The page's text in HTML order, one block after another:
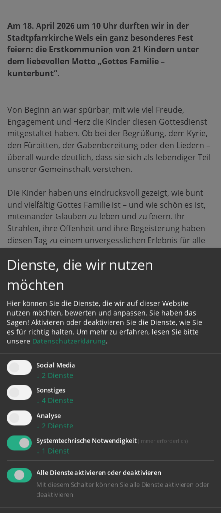
Am 18. April 2026 um 10 Uhr durften wir in der
Stadtpfarrkirche Wels ein ganz besonderes Fest
feiern: die Erstkommunion von 21 Kindern unter
dem liebevollen Motto „Gottes Familie –
kunterbunt“.
Von Beginn an war spürbar, mit wie viel Freude,
Engagement und Herz die Kinder diesen Gottesdienst
mitgestaltet haben. Ob bei der Begrüßung, dem Kyrie,
den Fürbitten, der Gabenbereitung oder den Liedern –
überall wurde deutlich, dass sie sich als lebendiger Teil
unserer Gemeinschaft verstehen.
Die Kinder haben uns eindrucksvoll gezeigt, wie bunt
und vielfältig Gottes Familie ist – und wie schön es ist,
miteinander Glauben zu leben und zu feiern. Ihr
Strahlen, ihre Offenheit und ihre Begeisterung haben
diesen Tag zu einem unvergesslichen Erlebnis für alle
Als fröhlichen Abschluss ließen die
Erstkommunionskinder Luftballons in den Himmel
steigen – ein Zeichen der Freude, der Hoffnung und
des Vertrauens, dass Gott uns auf all unseren Wegen
begleitet.
Wir danken allen, die zur Vorbereitung und Gestaltung
dieses Festes beigetragen haben, und wünschen
unseren Erstkommunionskindern von Herzen Gottes
reichen Segen für ihren weiteren Lebensweg.
Text: Rosi Markušić, Fotos: Ivana Marić und Christine
Richter-Follrich
Dienste, die wir nutzen
möchten
Hier können Sie die Dienste, die wir auf dieser Website
nutzen möchten, bewerten und anpassen. Sie haben das
Sagen! Aktivieren oder deaktivieren Sie die Dienste, wie Sie
es für richtig halten. Um mehr zu erfahren, lesen Sie bitte
unsere Datenschutzerklärung.
Social Media
↓ 2 Dienste
Sonstiges
↓ 4 Dienste
Analyse
↓ 2 Dienste
Systemtechnische Notwendigkeit (immer erforderlich)
↓ 1 Dienst
Alle Dienste aktivieren oder deaktivieren
Mit diesem Schalter können Sie alle Dienste aktivieren oder
deaktivieren.